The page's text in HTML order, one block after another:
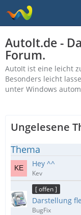
AutoIt.de -
Forum.
AutoIt ist eine leicht
Besonders leicht
unter Windows
Ungelesene
Thema
Hey ^^
Kev
[ offen ]
Darstellung
BugFix